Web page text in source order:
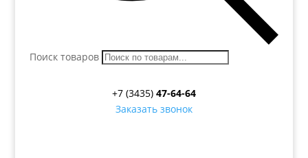
Поиск товаров
+7 (3435) 47-64-64
Заказать звонок